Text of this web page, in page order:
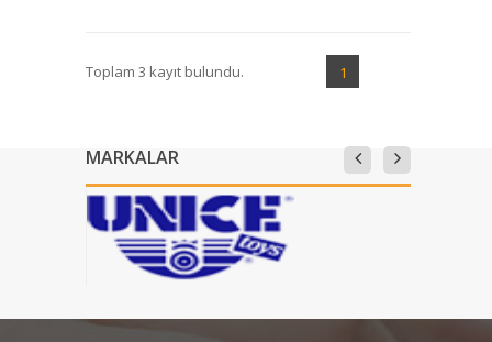
Toplam 3 kayıt bulundu. 1
MARKALAR